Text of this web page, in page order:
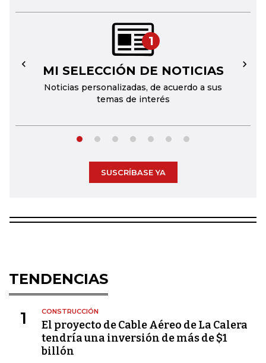
1
MI SELECCIÓN DE NOTICIAS
Noticias personalizadas, de acuerdo a sus
temas de interés
← →
SUSCRÍBASE YA
TENDENCIAS
1 CONSTRUCCIÓN
El proyecto de Cable Aéreo de La Calera
tendría una inversión de más de $1
billón